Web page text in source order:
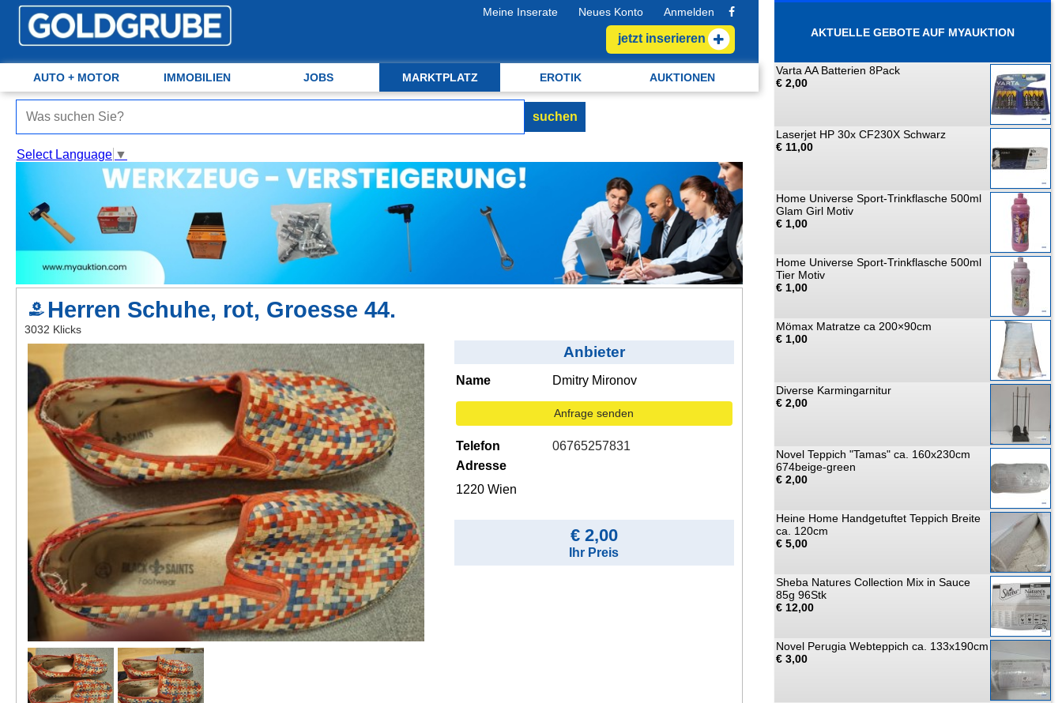
Auto + Motor
Immobilien
Jobs
Marktplatz
Erotik
Auktionen
jetzt inserieren
Kontakt
AGB, Nutzungsbedingungen
Impressum
Meine Inserate
Neues Konto
Anmelden
Meine Inserate Neues Konto Anmelden
jetzt inserieren
AUTO + MOTOR IMMOBILIEN JOBS MARKTPLATZ EROTIK AUKTIONEN
suchen
Select Language ▼
AKTUELLE GEBOTE AUF MYAUKTION
Varta AA Batterien 8Pack
€ 2,00
Laserjet HP 30x CF230X Schwarz
€ 11,00
Home Universe Sport-Trinkflasche 500ml
Glam Girl Motiv
€ 1,00
Home Universe Sport-Trinkflasche 500ml
Tier Motiv
€ 1,00
Mömax Matratze ca 200×90cm
€ 1,00
Diverse Karmingarnitur
€ 2,00
Novel Teppich "Tamas" ca. 160x230cm
674beige-green
€ 2,00
Heine Home Handgetuftet Teppich Breite
ca. 120cm
€ 5,00
Sheba Natures Collection Mix in Sauce
85g 96Stk
€ 12,00
Novel Perugia Webteppich ca. 133x190cm
€ 3,00
Herren Schuhe, rot, Groesse 44.
3032 Klicks
Anbieter
Name Dmitry Mironov
Anfrage senden
Telefon
06765257831
Adresse
1220 Wien
€ 2,00
Ihr Preis